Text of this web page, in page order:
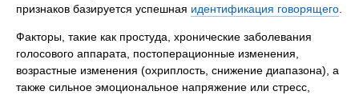
признаков базируется успешная идентификация говорящего.
Факторы, такие как простуда, хронические заболевания
голосового аппарата, постоперационные изменения,
возрастные изменения (охриплость, снижение диапазона), а
также сильное эмоциональное напряжение или стресс,